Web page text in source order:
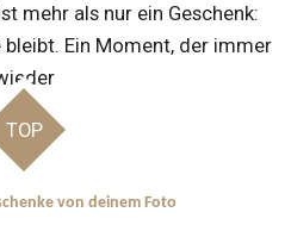
mehr als nur ein Geschenk:
bleibt. Ein Moment, der immer
TOP
von deinem Foto